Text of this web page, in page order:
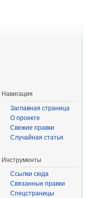
Навигация
Заглавная страница
О проекте
Свежие правки
Случайная статья
Инструменты
Ссылки сюда
Связанные правки
Спецстраницы